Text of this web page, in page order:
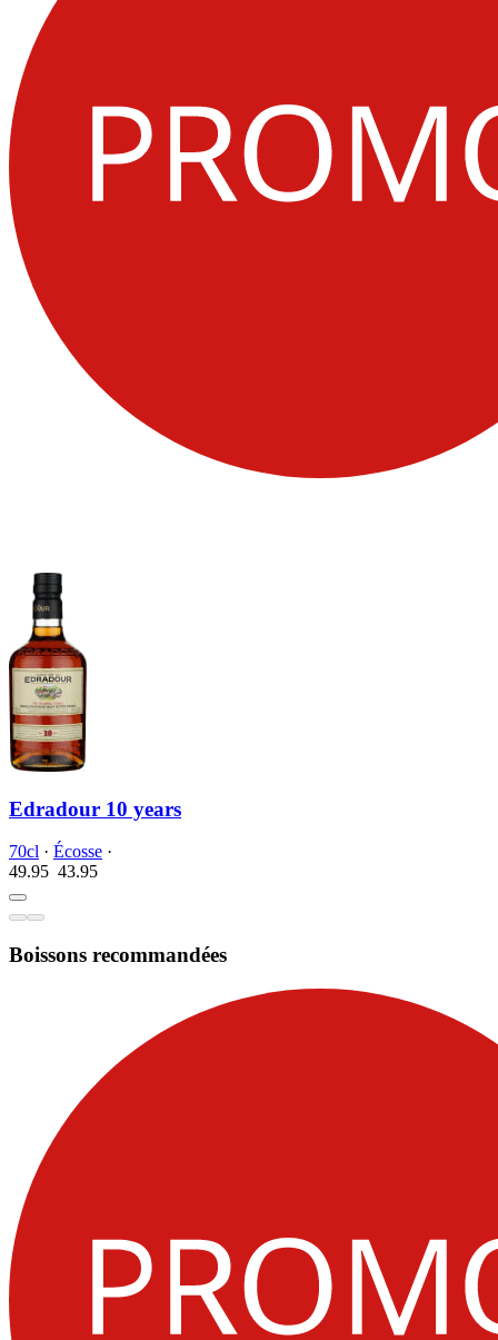
Edradour 10 years
70cl · Écosse ·
49.95 43.95
Boissons recommandées